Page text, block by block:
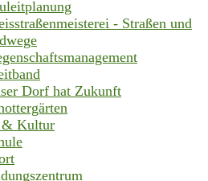
- Straßen und
Dorf hat Zukunft
Kultur